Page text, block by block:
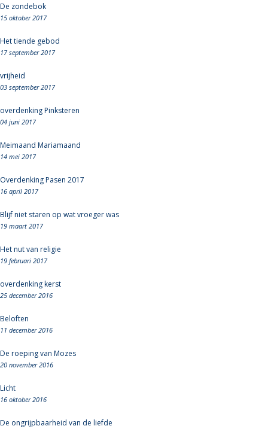
De zondebok
15 oktober 2017
Het tiende gebod
17 september 2017
vrijheid
03 september 2017
overdenking Pinksteren
04 juni 2017
Meimaand Mariamaand
14 mei 2017
Overdenking Pasen 2017
16 april 2017
Blijf niet staren op wat vroeger was
19 maart 2017
Het nut van religie
19 februari 2017
overdenking kerst
25 december 2016
Beloften
11 december 2016
De roeping van Mozes
20 november 2016
Licht
16 oktober 2016
De ongrijpbaarheid van de liefde